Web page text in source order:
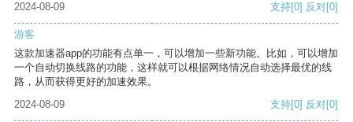
2024-08-09
支持[0] 反对[0]
游客
这款加速器app的功能有点单一，可以增加一些新功能。比如，可以增加
一个自动切换线路的功能，这样就可以根据网络情况自动选择最优的线
路，从而获得更好的加速效果。
2024-08-09
支持[0] 反对[0]